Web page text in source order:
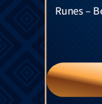
Runes –